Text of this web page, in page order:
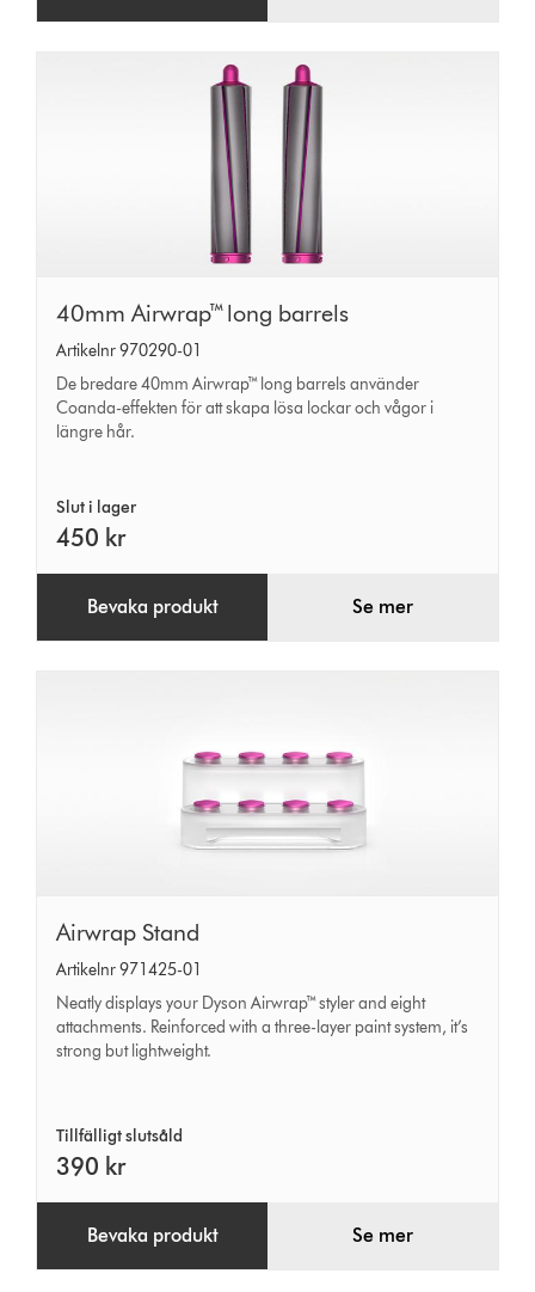
40mm
Airwrap™
long
barrels
40mm Airwrap™ long barrels
Artikelnr 970290-01
De bredare 40mm Airwrap™ long barrels använder
Coanda-effekten för att skapa lösa lockar och vågor i
längre hår.
Slut i lager
450 kr
Bevaka produkt Se mer
Airwrap
Stand
Airwrap Stand
Artikelnr 971425-01
Neatly displays your Dyson Airwrap™ styler and eight
attachments. Reinforced with a three-layer paint system, it’s
strong but lightweight.
Tillfälligt slutsåld
390 kr
Bevaka produkt Se mer